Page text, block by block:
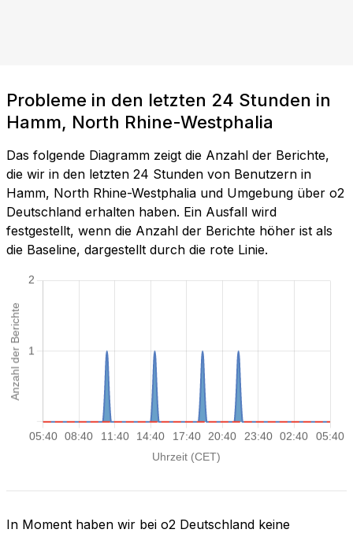
Probleme in den letzten 24 Stunden in
Hamm, North Rhine-Westphalia
Das folgende Diagramm zeigt die Anzahl der Berichte,
die wir in den letzten 24 Stunden von Benutzern in
Hamm, North Rhine-Westphalia und Umgebung über o2
Deutschland erhalten haben. Ein Ausfall wird
festgestellt, wenn die Anzahl der Berichte höher ist als
die Baseline, dargestellt durch die rote Linie.
In Moment haben wir bei o2 Deutschland keine